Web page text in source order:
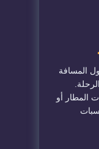
المسافة
المطار أو